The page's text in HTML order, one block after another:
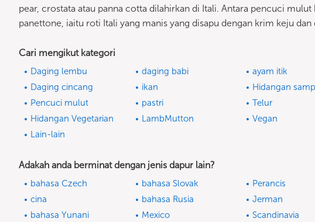
pear, crostata atau panna cotta dilahirkan di Itali. Antara pencuci
panettone, iaitu roti Itali yang manis yang disapu dengan krim keju
Cari mengikut kategori
Daging lembu daging babi ayam itik
Daging cincang
ikan Hidangan
Pencuci mulut
pastri Telur
Hidangan Vegetarian
LambMutton Vegan
Lain-lain
Adakah anda berminat dengan jenis dapur lain?
bahasa Czech bahasa Slovak Perancis
cina
bahasa Rusia Jerman
bahasa Yunani
Mexico Scandinavia